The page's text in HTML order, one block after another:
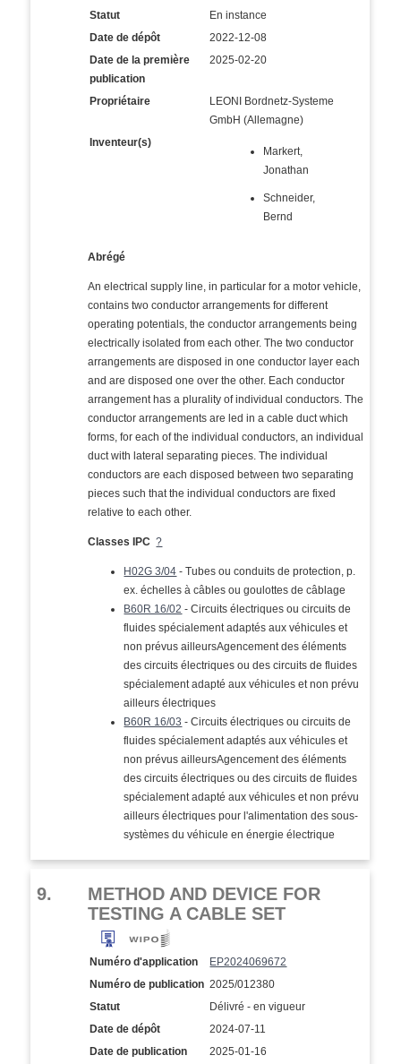
Statut
En instance
Date de dépôt
2022-12-08
Date de la première
publication
2025-02-20
Propriétaire
LEONI Bordnetz-Systeme
GmbH (Allemagne)
Inventeur(s)
Markert,
Jonathan
Schneider,
Bernd
Abrégé
An electrical supply line, in particular for a motor vehicle,
contains two conductor arrangements for different
operating potentials, the conductor arrangements being
electrically isolated from each other. The two conductor
arrangements are disposed in one conductor layer each
and are disposed one over the other. Each conductor
arrangement has a plurality of individual conductors. The
conductor arrangements are led in a cable duct which
forms, for each of the individual conductors, an individual
duct with lateral separating pieces. The individual
conductors are each disposed between two separating
pieces such that the individual conductors are fixed
relative to each other.
Classes IPC ?
H02G 3/04 - Tubes ou conduits de protection, p.
ex. échelles à câbles ou goulottes de câblage
B60R 16/02 - Circuits électriques ou circuits de
fluides spécialement adaptés aux véhicules et
non prévus ailleursAgencement des éléments
des circuits électriques ou des circuits de fluides
spécialement adapté aux véhicules et non prévu
ailleurs électriques
B60R 16/03 - Circuits électriques ou circuits de
fluides spécialement adaptés aux véhicules et
non prévus ailleursAgencement des éléments
des circuits électriques ou des circuits de fluides
spécialement adapté aux véhicules et non prévu
ailleurs électriques pour l'alimentation des sous-
systèmes du véhicule en énergie électrique
9.
METHOD AND DEVICE FOR
TESTING A CABLE SET
Numéro d'application
EP2024069672
Numéro de publication 2025/012380
Statut
Délivré - en vigueur
Date de dépôt
2024-07-11
Date de publication
2025-01-16